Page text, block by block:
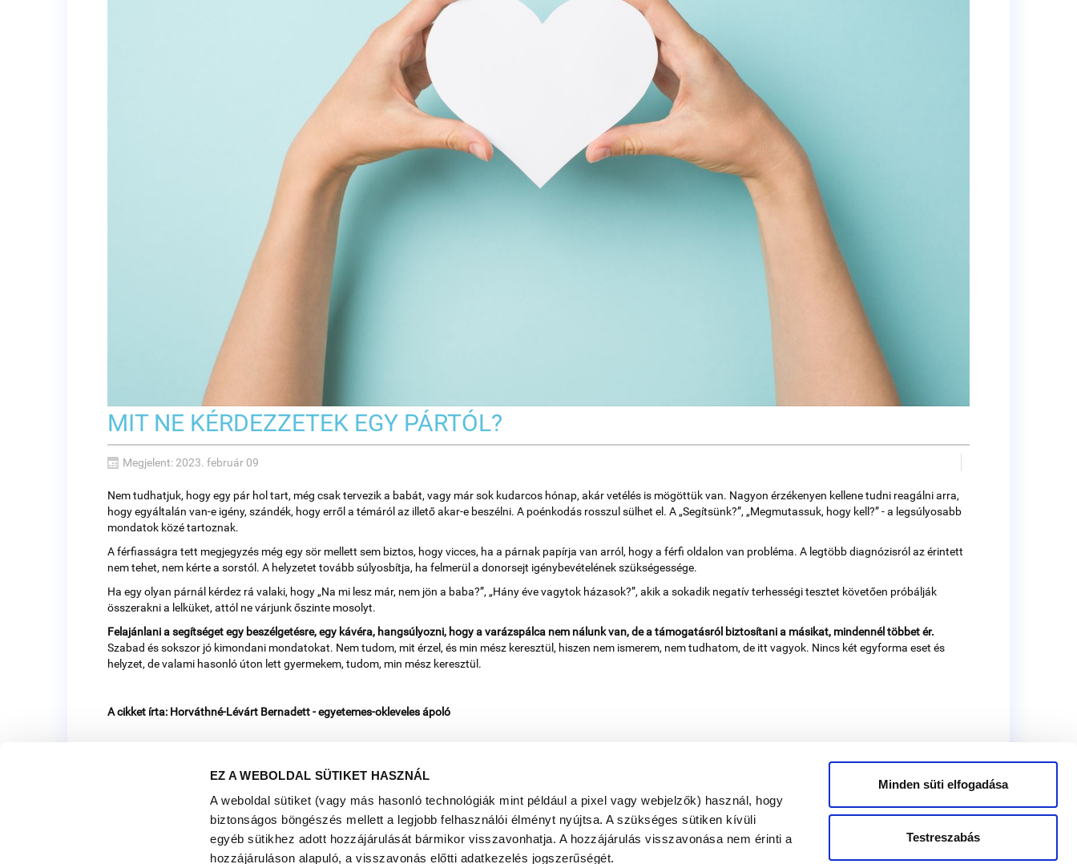
EZ A WEBOLDAL SÜTIKET HASZNÁL
A weboldal sütiket (vagy más hasonló technológiák mint például a pixel vagy webjelzők) használ, hogy
biztonságos böngészés mellett a legjobb felhasználói élményt nyújtsa. A szükséges sütiken kívüli
egyéb sütikhez adott hozzájárulását bármikor visszavonhatja. A hozzájárulás visszavonása nem érinti a
hozzájáruláson alapuló, a visszavonás előtti adatkezelés jogszerűségét.
Minden süti elfogadása
Testreszabás
MIT NE KÉRDEZZETEK EGY PÁRTÓL?
Megjelent: 2023. február 09
Nem tudhatjuk, hogy egy pár hol tart, még csak tervezik a babát, vagy már sok kudarcos hónap, akár vetélés is mögöttük van. Nagyon érzékenyen kellene tudni reagálni arra,
hogy egyáltalán van-e igény, szándék, hogy erről a témáról az illető akar-e beszélni. A poénkodás rosszul sülhet el. A „Segítsünk?”, „Megmutassuk, hogy kell?” - a legsúlyosabb
mondatok közé tartoznak.
A férfiasságra tett megjegyzés még egy sör mellett sem biztos, hogy vicces, ha a párnak papírja van arról, hogy a férfi oldalon van probléma. A legtöbb diagnózisról az érintett
nem tehet, nem kérte a sorstól. A helyzetet tovább súlyosbítja, ha felmerül a donorsejt igénybevételének szükségessége.
Ha egy olyan párnál kérdez rá valaki, hogy „Na mi lesz már, nem jön a baba?”, „Hány éve vagytok házasok?”, akik a sokadik negatív terhességi tesztet követően próbálják
összerakni a lelküket, attól ne várjunk őszinte mosolyt.
Felajánlani a segítséget egy beszélgetésre, egy kávéra, hangsúlyozni, hogy a varázspálca nem nálunk van, de a támogatásról biztosítani a másikat, mindennél többet ér.
Szabad és sokszor jó kimondani mondatokat. Nem tudom, mit érzel, és min mész keresztül, hiszen nem ismerem, nem tudhatom, de itt vagyok. Nincs két egyforma eset és
helyzet, de valami hasonló úton lett gyermekem, tudom, min mész keresztül.
A cikket írta: Horváthné-Lévárt Bernadett - egyetemes-okleveles ápoló